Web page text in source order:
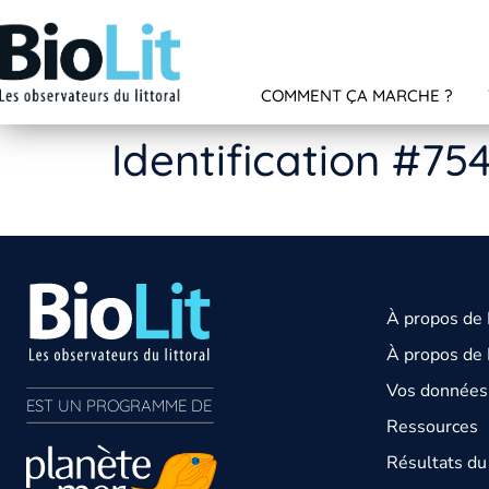
COMMENT ÇA MARCHE ?
Identification
EST UN PROGRAMME DE
À propos de
À propos de
Vos
Ressources
Résultats